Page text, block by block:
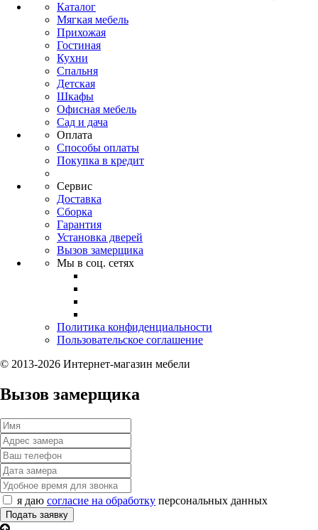
Каталог
Мягкая мебель
Прихожая
Гостиная
Кухни
Спальня
Детская
Шкафы
Офисная мебель
Сад и дача
Оплата
Способы оплаты
Покупка в кредит
Сервис
Доставка
Сборка
Гарантия
Установка дверей
Вызов замерщика
Мы в соц. сетях
Политика конфиденциальности
Пользовательское соглашение
© 2013-2026 Интернет-магазин мебели
Вызов замерщика
я даю согласие на обработку персональных данных